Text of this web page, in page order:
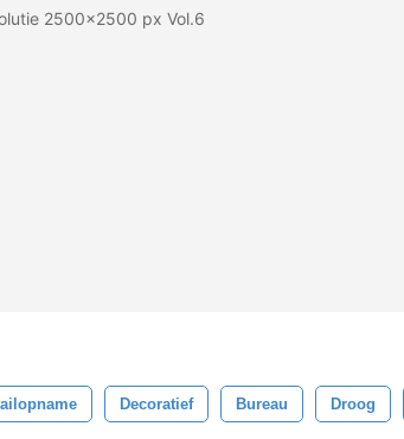
2500x2500 px Vol.6
Decoratief Bureau Droog